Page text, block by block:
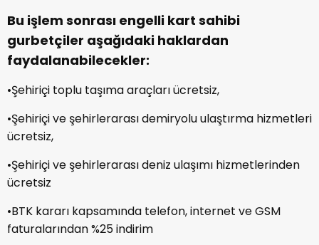
Bu işlem sonrası engelli kart sahibi
gurbetçiler aşağıdaki haklardan
faydalanabilecekler:
•Şehiriçi toplu taşıma araçları ücretsiz,
•Şehiriçi ve şehirlerarası demiryolu ulaştırma hizmetleri
ücretsiz,
•Şehiriçi ve şehirlerarası deniz ulaşımı hizmetlerinden
ücretsiz
•BTK kararı kapsamında telefon, internet ve GSM
faturalarından %25 indirim